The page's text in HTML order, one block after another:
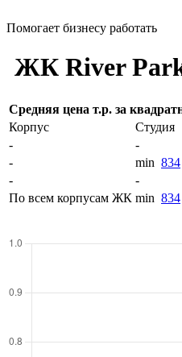
Помогает бизнесу работать
ЖК River Park
Средняя цена т.р. за
Корпус
Студия
-
-
-
min 834
-
-
По всем корпусам ЖК min 834